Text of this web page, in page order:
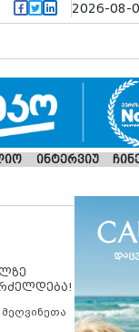
2026-08-
ინტერვიუ
მეღვინეთა